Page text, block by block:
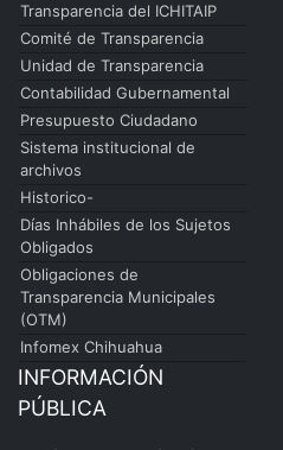
Transparencia del ICHITAIP
Comité de Transparencia
Unidad de Transparencia
Contabilidad Gubernamental
Presupuesto Ciudadano
Sistema institucional de
archivos
Historico-
Días Inhábiles de los Sujetos
Obligados
Obligaciones de
Transparencia Municipales
(OTM)
Infomex Chihuahua
INFORMACIÓN
PÚBLICA